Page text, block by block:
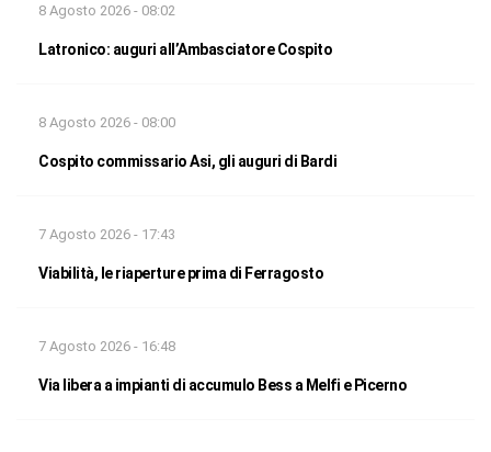
8 Agosto 2026 - 08:02
Latronico: auguri all’Ambasciatore Cospito
8 Agosto 2026 - 08:00
Cospito commissario Asi, gli auguri di Bardi
7 Agosto 2026 - 17:43
Viabilità, le riaperture prima di Ferragosto
7 Agosto 2026 - 16:48
Via libera a impianti di accumulo Bess a Melfi e Picerno